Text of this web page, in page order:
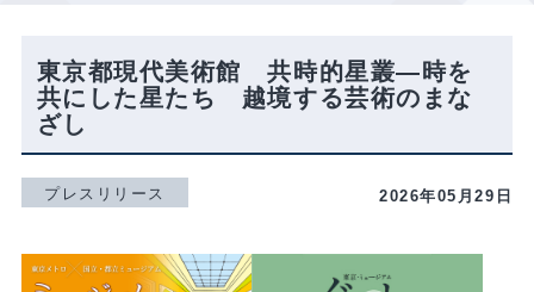
東京都現代美術館 共時的星叢―時を
共にした星たち 越境する芸術のまな
ざし
プレスリリース 2026年05月29日